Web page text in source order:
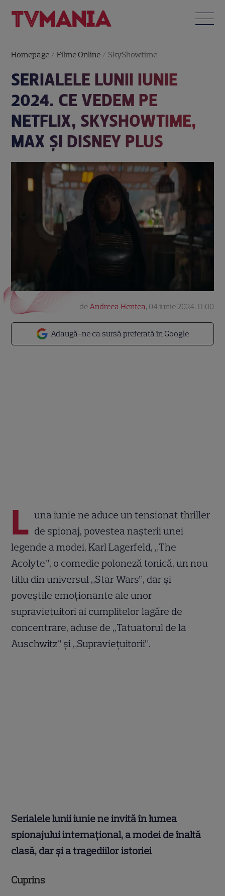
Homepage /Filme Online / SkyShowtime
SERIALELE LUNII IUNIE
2024. CE VEDEM PE
NETFLIX, SKYSHOWTIME,
MAX ȘI DISNEY PLUS
Adaugă-ne ca sursă preferată în Google
deAndreea Hentea, 04 iunie 2024, 11:00
L una iunie ne aduce un tensionat thriller
de spionaj, povestea nașterii unei
legende a modei, Karl Lagerfeld, „The
Acolyte”, o comedie poloneză tonică, un nou
titlu din universul „Star Wars”, dar și
poveștile emoționante ale unor
supraviețuitori ai cumplitelor lagăre de
concentrare, aduse de „Tatuatorul de la
Auschwitz” și „Supraviețuitorii”.
Serialele lunii iunie ne invită în lumea
spionajului internațional, a modei de înaltă
clasă, dar și a tragediilor istoriei
Cuprins